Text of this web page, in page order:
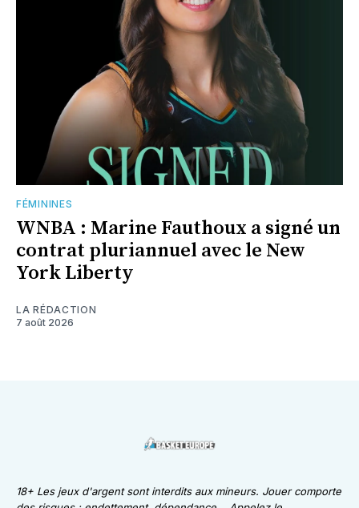
FÉMININES
WNBA : Marine Fauthoux a signé un
contrat pluriannuel avec le New
York Liberty
LA RÉDACTION
7 août 2026
18+ Les jeux d'argent sont interdits aux mineurs. Jouer comporte